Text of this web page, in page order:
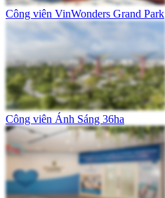
Công viên VinWonders Grand Park
Công viên Ánh Sáng 36ha